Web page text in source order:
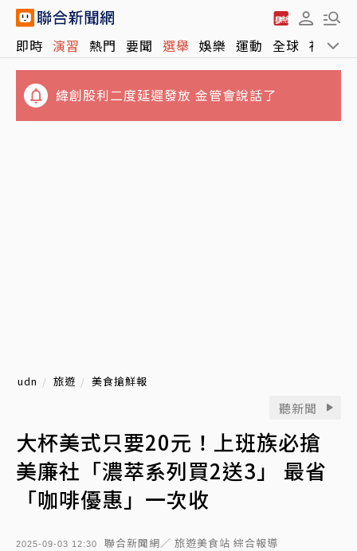
即時 演習 熱門 要聞 選舉 娛樂 運動 全球 社會
緯創股利二度延遲發放 金管會說話了
udn 旅遊 美食搶鮮報
聽新聞
大杯美式只要20元！上班族必搶
美廉社「濃萃系列買2送3」 最省
「咖啡優惠」一次收
2025-09-03 12:30 聯合新聞網／ 旅遊美食站 綜合報導